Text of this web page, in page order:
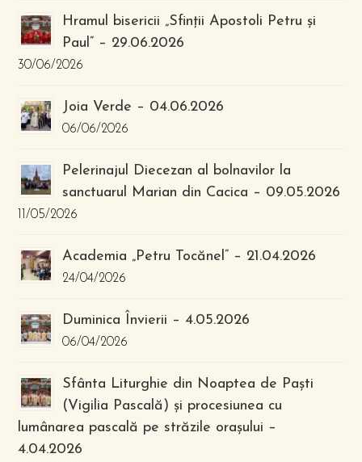
Hramul bisericii „Sfinții Apostoli Petru și
Paul” – 29.06.2026
30/06/2026
Joia Verde – 04.06.2026
06/06/2026
Pelerinajul Diecezan al bolnavilor la
sanctuarul Marian din Cacica – 09.05.2026
11/05/2026
Academia „Petru Tocănel” – 21.04.2026
24/04/2026
Duminica Învierii – 4.05.2026
06/04/2026
Sfânta Liturghie din Noaptea de Paști
(Vigilia Pascală) și procesiunea cu
lumânarea pascală pe străzile orașului –
4.04.2026